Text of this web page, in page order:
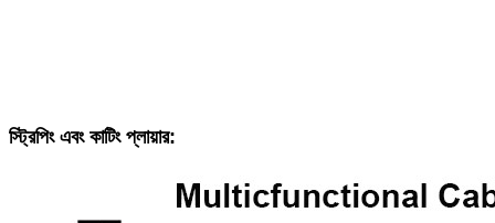
স্ট্রিপিং এবং কাটিং প্লায়ার: